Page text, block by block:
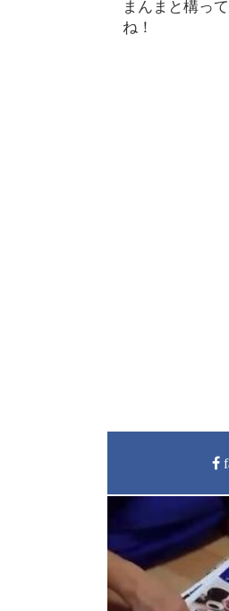
まんまと構っ
ね！